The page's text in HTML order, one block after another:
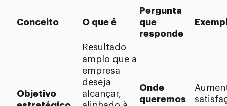
Conceito O que é
Pergunta
que
responde
Objetivo
Resultado
amplo que a
empresa
deseja
alcançar,
Onde
queremos